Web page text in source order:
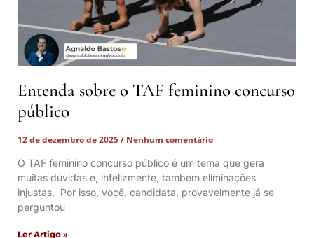
Entenda sobre o TAF feminino concurso
público
12 de dezembro de 2025
Nenhum comentário
O TAF feminino concurso público é um tema que gera
muitas dúvidas e, infelizmente, também eliminações
injustas. Por isso, você, candidata, provavelmente já se
perguntou
Ler Artigo »